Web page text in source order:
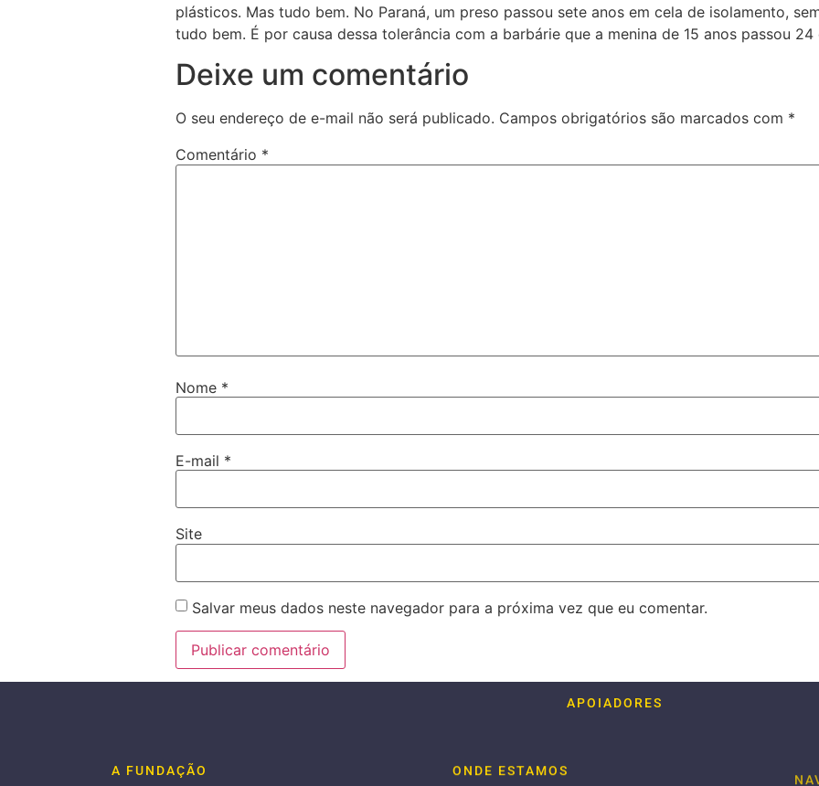
plásticos. Mas tudo bem. No Paraná, um preso passou sete anos em cela de isolamento,
tudo bem. É por causa dessa tolerância com a barbárie que a menina de 15 anos passou
Deixe um comentário
O seu endereço de e-mail não será publicado. Campos obrigatórios são marcados com *
Comentário *
Nome *
E-mail *
Site
Salvar meus dados neste navegador para a próxima vez que eu comentar.
APOIADORES
A FUNDAÇÃO ONDE ESTAMOS